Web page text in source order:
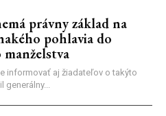
právny základ na
pohlavia do
informovať aj žiadateľov o takýto
generálny...